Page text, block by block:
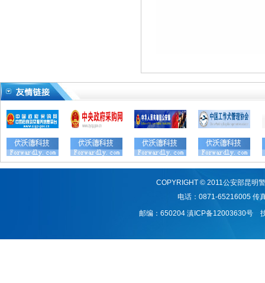
COPYRIGHT © 2011公安部昆明
电话：0871-65216005 传
邮编：650204 滇ICP备12003630号技